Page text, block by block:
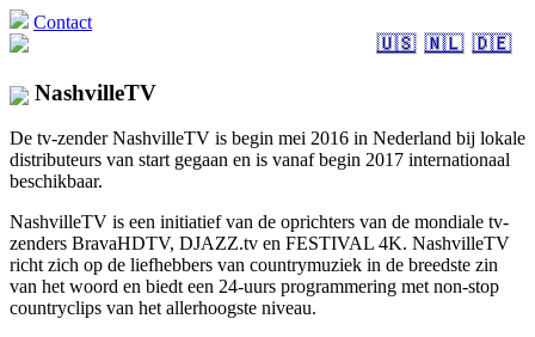
Contact
🇺🇸 🇳🇱 🇩🇪
NashvilleTV
De tv-zender NashvilleTV is begin mei 2016 in Nederland bij lokale
distributeurs van start gegaan en is vanaf begin 2017 internationaal
beschikbaar.
NashvilleTV is een initiatief van de oprichters van de mondiale tv-
zenders BravaHDTV, DJAZZ.tv en FESTIVAL 4K. NashvilleTV
richt zich op de liefhebbers van countrymuziek in de breedste zin
van het woord en biedt een 24-uurs programmering met non-stop
countryclips van het allerhoogste niveau.